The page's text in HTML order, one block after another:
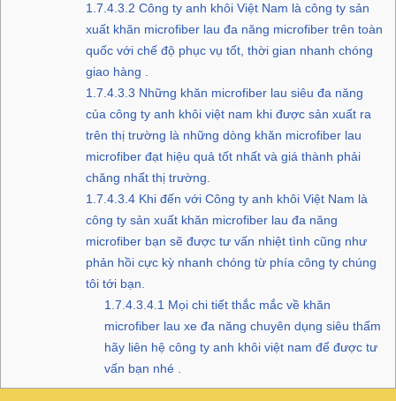
1.7.4.3.2 Công ty anh khôi Việt Nam là công ty sản
xuất khăn microfiber lau đa năng microfiber trên toàn
quốc với chế độ phục vụ tốt, thời gian nhanh chóng
giao hàng .
1.7.4.3.3 Những khăn microfiber lau siêu đa năng
của công ty anh khôi việt nam khi được sản xuất ra
trên thị trường là những dòng khăn microfiber lau
microfiber đạt hiệu quả tốt nhất và giá thành phải
chăng nhất thị trường.
1.7.4.3.4Khi đến với Công ty anh khôi Việt Nam là
công ty sản xuất khăn microfiber lau đa năng
microfiber bạn sẽ được tư vấn nhiệt tình cũng như
phản hồi cực kỳ nhanh chóng từ phía công ty chúng
tôi tới bạn.
1.7.4.3.4.1 Mọi chi tiết thắc mắc về khăn
microfiber lau xe đa năng chuyên dụng siêu thấm
hãy liên hệ công ty anh khôi việt nam để được tư
vấn bạn nhé .